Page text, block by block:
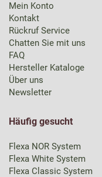
Mein Konto
Kontakt
Rückruf Service
Chatten Sie mit uns
FAQ
Hersteller Kataloge
Über uns
Newsletter
Häufig gesucht
Flexa NOR System
Flexa White System
Flexa Classic System